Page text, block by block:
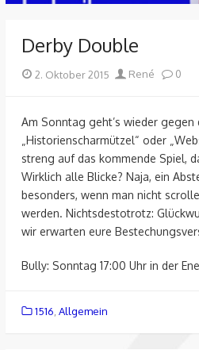
Derby Double
Posted
2. Oktober 2015 Author
René 0
Am Sonntag geht’s wieder gegen
„Historienscharmützel“ oder
streng auf das kommende Spiel,
Wirklich alle Blicke? Naja, ein
besonders, wenn man nicht
werden. Nichtsdestotrotz:
wir erwarten eure
Bully: Sonntag 17:00 Uhr in der
1516 Allgemein